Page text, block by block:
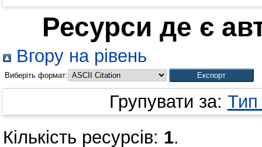
Ресурси де є
Вгору на рівень
Виберіть формат:
Групувати за: Тип
Кількість ресурсів: 1.